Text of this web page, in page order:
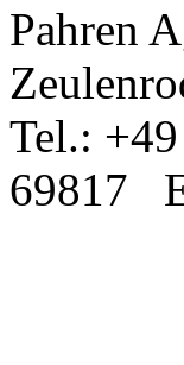
Pahren
Tel.:
69817